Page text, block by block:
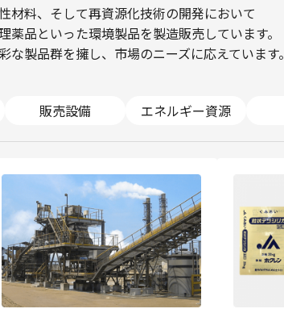
材料、そして再資源化技術の開発において
品といった環境製品を製造販売しています。
製品群を擁し、市場のニーズに応えています。
販売設備 エネルギー資源